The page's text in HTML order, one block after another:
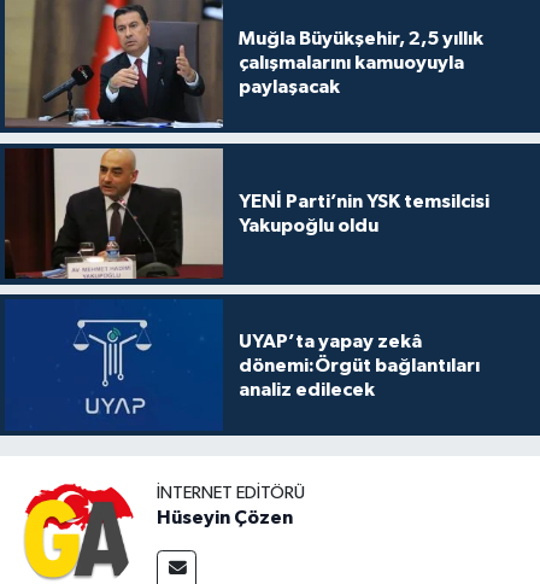
Muğla Büyükşehir, 2,5 yıllık
çalışmalarını kamuoyuyla
paylaşacak
YENİ Parti’nin YSK temsilcisi
Yakupoğlu oldu
UYAP’ta yapay zekâ
dönemi:Örgüt bağlantıları
analiz edilecek
İNTERNET EDITÖRÜ
Hüseyin Çözen